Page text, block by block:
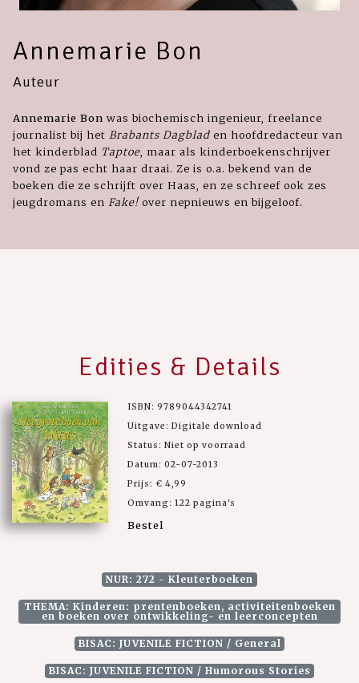
Annemarie Bon
Auteur
Annemarie Bon was biochemisch ingenieur, freelance
journalist bij het Brabants Dagblad en hoofdredacteur van
het kinderblad Taptoe , maar als kinderboekenschrijver
vond ze pas echt haar draai. Ze is o.a. bekend van de
boeken die ze schrijft over Haas, en ze schreef ook zes
jeugdromans en Fake! over nepnieuws en bijgeloof.
Edities & Details
ISBN: 9789044342741
Uitgave: Digitale download
Status: Niet op voorraad
Datum: 02-07-2013
Prijs: € 4,99
Omvang: 122 pagina's
Bestel
NUR: 272 - Kleuterboeken
THEMA: Kinderen: prentenboeken, activiteitenboeken
en boeken over ontwikkeling- en leerconcepten
BISAC: JUVENILE FICTION / General
BISAC: JUVENILE FICTION / Humorous Stories